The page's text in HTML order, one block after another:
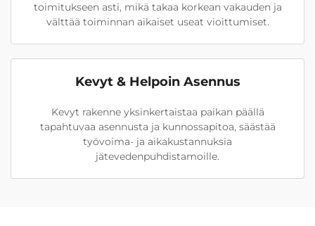
toimitukseen asti, mikä takaa korkean vakauden ja
välttää toiminnan aikaiset useat vioittumiset.
Kevyt & Helpoin Asennus
Kevyt rakenne yksinkertaistaa paikan päällä
tapahtuvaa asennusta ja kunnossapitoa, säästää
työvoima- ja aikakustannuksia
jätevedenpuhdistamoille.